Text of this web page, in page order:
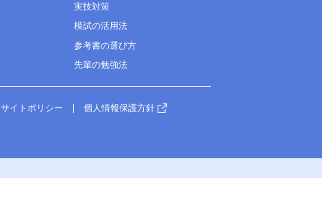
実技対策
模試の活用法
参考書の選び方
先輩の勉強法
サイトポリシー 個人情報保護方針